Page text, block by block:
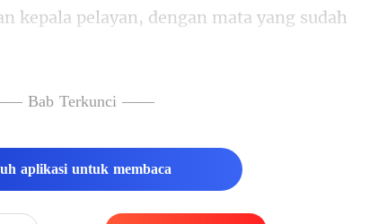
kepala pelayan, dengan mata yang sudah
Bab Terkunci ——
aplikasi untuk membaca